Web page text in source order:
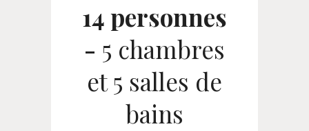
14 personnes
- 5 chambres
et 5 salles de
bains